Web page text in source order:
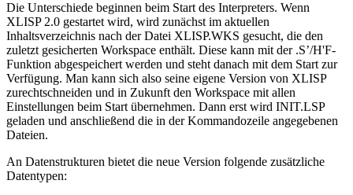
Die Unterschiede beginnen beim Start des Interpreters. Wenn
XLISP 2.0 gestartet wird, wird zunächst im aktuellen
Inhaltsverzeichnis nach der Datei XLISP.WKS gesucht, die den
zuletzt gesicherten Workspace enthält. Diese kann mit der .S’/H'F-
Funktion abgespeichert werden und steht danach mit dem Start zur
Verfügung. Man kann sich also seine eigene Version von XLISP
zurechtschneiden und in Zukunft den Workspace mit allen
Einstellungen beim Start übernehmen. Dann erst wird INIT.LSP
geladen und anschließend die in der Kommandozeile angegebenen
Dateien.
An Datenstrukturen bietet die neue Version folgende zusätzliche
Datentypen: